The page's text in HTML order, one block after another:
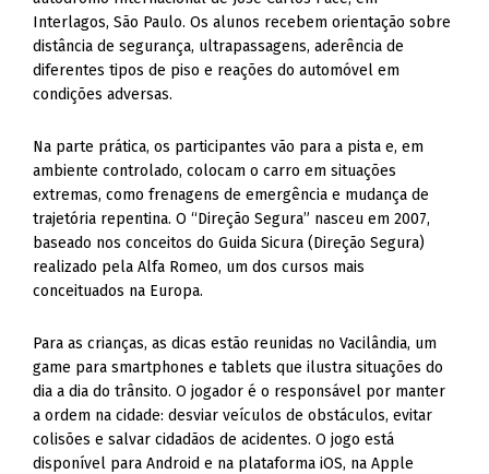
Interlagos, São Paulo. Os alunos recebem orientação sobre
distância de segurança, ultrapassagens, aderência de
diferentes tipos de piso e reações do automóvel em
condições adversas.
Na parte prática, os participantes vão para a pista e, em
ambiente controlado, colocam o carro em situações
extremas, como frenagens de emergência e mudança de
trajetória repentina. O “Direção Segura” nasceu em 2007,
baseado nos conceitos do Guida Sicura (Direção Segura)
realizado pela Alfa Romeo, um dos cursos mais
conceituados na Europa.
Para as crianças, as dicas estão reunidas no Vacilândia, um
game para smartphones e tablets que ilustra situações do
dia a dia do trânsito. O jogador é o responsável por manter
a ordem na cidade: desviar veículos de obstáculos, evitar
colisões e salvar cidadãos de acidentes. O jogo está
disponível para Android e na plataforma iOS, na Apple